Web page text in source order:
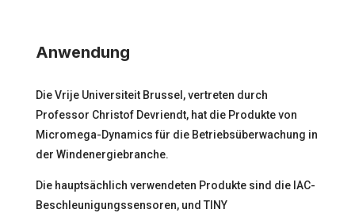
Anwendung
Die Vrije Universiteit Brussel, vertreten durch
Professor Christof Devriendt, hat die Produkte von
Micromega-Dynamics für die Betriebsüberwachung in
der Windenergiebranche.
Die hauptsächlich verwendeten Produkte sind die IAC-
Beschleunigungssensoren, und TINY